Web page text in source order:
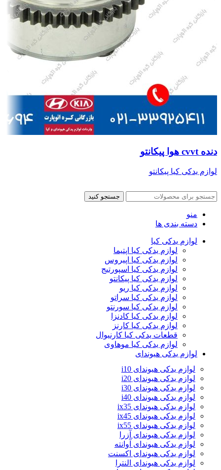
دنده cvvt هوا پیکانتو
لوازم یدکی کیا پیکانتو
جستجو کنید
منو
دسته بندی ها
لوازم یدکی کیا
لوازم یدکی کیا اپتیما
لوازم یدکی کیا اپیروس
لوازم یدکی کیا اسپورتیج
لوازم یدکی کیا پیکانتو
لوازم یدکی کیا ریو
لوازم یدکی کیا سراتو
لوازم یدکی کیا سورنتو
لوازم یدکی کیا کادنزا
لوازم یدکی کیا کارنز
قطعات یدکی کیا کارنیوال
لوازم یدکی کیا موهاوی
لوازم یدکی هیوندای
لوازم یدکی هیوندای i10
لوازم یدکی هیوندای i20
لوازم یدکی هیوندای i30
لوازم یدکی هیوندای i40
لوازم یدکی هیوندای ix35
لوازم یدکی هیوندای ix45
لوازم یدکی هیوندای ix55
لوازم یدکی هیوندای آزرا
لوازم یدکی هیوندای آوانته
لوازم یدکی هیوندای اکسنت
لوازم یدکی هیوندای النترا